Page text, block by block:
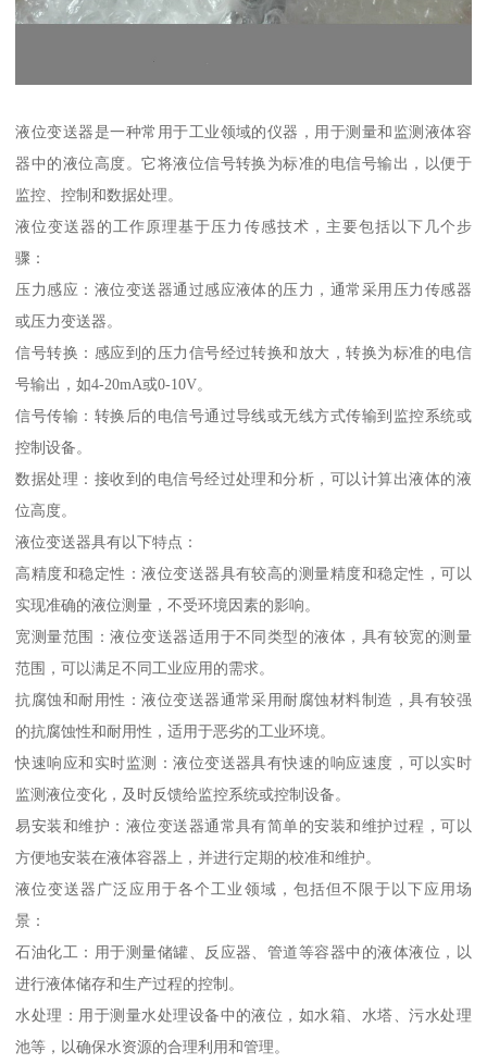
液位变送器是一种常用于工业领域的仪器，用于测量和监测液体容
器中的液位高度。它将液位信号转换为标准的电信号输出，以便于
监控、控制和数据处理。
液位变送器的工作原理基于压力传感技术，主要包括以下几个步
骤：
压力感应：液位变送器通过感应液体的压力，通常采用压力传感器
或压力变送器。
信号转换：感应到的压力信号经过转换和放大，转换为标准的电信
号输出，如4-20mA或0-10V。
信号传输：转换后的电信号通过导线或无线方式传输到监控系统或
控制设备。
数据处理：接收到的电信号经过处理和分析，可以计算出液体的液
位高度。
液位变送器具有以下特点：
高精度和稳定性：液位变送器具有较高的测量精度和稳定性，可以
实现准确的液位测量，不受环境因素的影响。
宽测量范围：液位变送器适用于不同类型的液体，具有较宽的测量
范围，可以满足不同工业应用的需求。
抗腐蚀和耐用性：液位变送器通常采用耐腐蚀材料制造，具有较强
的抗腐蚀性和耐用性，适用于恶劣的工业环境。
快速响应和实时监测：液位变送器具有快速的响应速度，可以实时
监测液位变化，及时反馈给监控系统或控制设备。
易安装和维护：液位变送器通常具有简单的安装和维护过程，可以
方便地安装在液体容器上，并进行定期的校准和维护。
液位变送器广泛应用于各个工业领域，包括但不限于以下应用场
景：
石油化工：用于测量储罐、反应器、管道等容器中的液体液位，以
进行液体储存和生产过程的控制。
水处理：用于测量水处理设备中的液位，如水箱、水塔、污水处理
池等，以确保水资源的合理利用和管理。